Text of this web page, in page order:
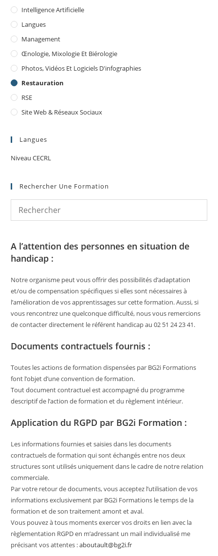
Intelligence Artificielle
Langues
Management
Œnologie, Mixologie Et Biérologie
Photos, Vidéos Et Logiciels D'infographies
Restauration
RSE
Site Web & Réseaux Sociaux
Langues
Niveau CECRL
Rechercher Une Formation
A l’attention des personnes en situation de
handicap :
Notre organisme peut vous offrir des possibilités d’adaptation
et/ou de compensation spécifiques si elles sont nécessaires à
l’amélioration de vos apprentissages sur cette formation. Aussi, si
vous rencontrez une quelconque difficulté, nous vous remercions
de contacter directement le référent handicap au 02 51 24 23 41.
Documents contractuels fournis :
Toutes les actions de formation dispensées par BG2i Formations
font l’objet d’une convention de formation.
Tout document contractuel est accompagné du programme
descriptif de l’action de formation et du règlement intérieur.
Application du RGPD par BG2i Formation :
Les informations fournies et saisies dans les documents
contractuels de formation qui sont échangés entre nos deux
structures sont utilisés uniquement dans le cadre de notre relation
commerciale.
Par votre retour de documents, vous acceptez l’utilisation de vos
informations exclusivement par BG2i Formations le temps de la
formation et de son traitement amont et aval.
Vous pouvez à tous moments exercer vos droits en lien avec la
règlementation RGPD en m’adressant un mail individualisé me
précisant vos attentes :aboutault@bg2i.fr